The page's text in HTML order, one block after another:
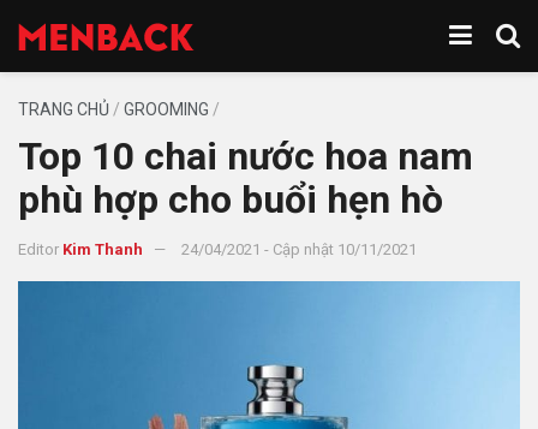
TRANG CHỦ / GROOMING /
Top 10 chai nước hoa nam
phù hợp cho buổi hẹn hò
Editor Kim Thanh 24/04/2021 - Cập nhật 10/11/2021